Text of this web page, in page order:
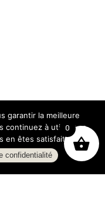
0
garantir la meilleure
continuez à utiliser ce
en êtes satisfait.
confidentialité